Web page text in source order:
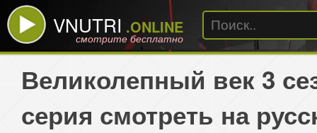
VNUTRI .ONLINE
смотрите бесплатно
Великолепный век 3
серия смотреть на